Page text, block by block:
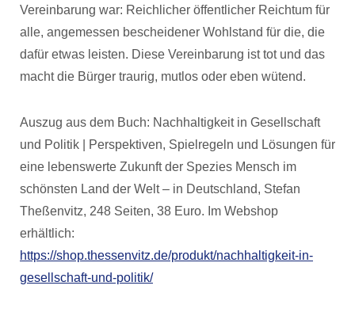
Vereinbarung war: Reichlicher öffentlicher Reichtum für
alle, angemessen bescheidener Wohlstand für die, die
dafür etwas leisten. Diese Vereinbarung ist tot und das
macht die Bürger traurig, mutlos oder eben wütend.
Auszug aus dem Buch: Nachhaltigkeit in Gesellschaft
und Politik | Perspektiven, Spielregeln und Lösungen für
eine lebenswerte Zukunft der Spezies Mensch im
schönsten Land der Welt – in Deutschland, Stefan
Theßenvitz, 248 Seiten, 38 Euro. Im Webshop
erhältlich:
https://shop.thessenvitz.de/produkt/nachhaltigkeit-in-
gesellschaft-und-politik/